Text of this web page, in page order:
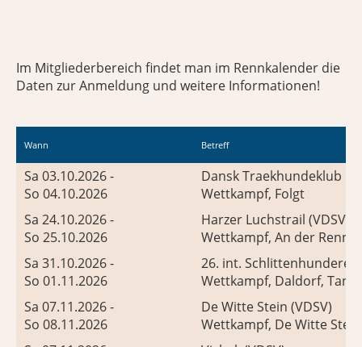
Im Mitgliederbereich findet man im Rennkalender die
Daten zur Anmeldung und weitere Informationen!
Wann Betreff
Sa 03.10.2026 -
So 04.10.2026
Dansk Traekhundeklub
Wettkampf, Folgt
Sa 24.10.2026 -
So 25.10.2026
Harzer Luchstrail (VDSV)
Wettkampf, An der
Sa 31.10.2026 -
So 01.11.2026
26. int.
Wettkampf, Daldorf,
Sa 07.11.2026 -
So 08.11.2026
De Witte Stein (VDSV)
Wettkampf, De Witte